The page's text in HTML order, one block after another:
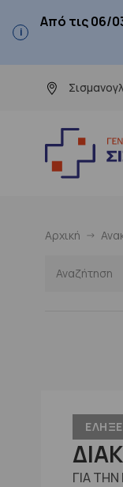
Από τις 06/
Αρχική
ΕΛΗΞΕ
ΓΙΑ